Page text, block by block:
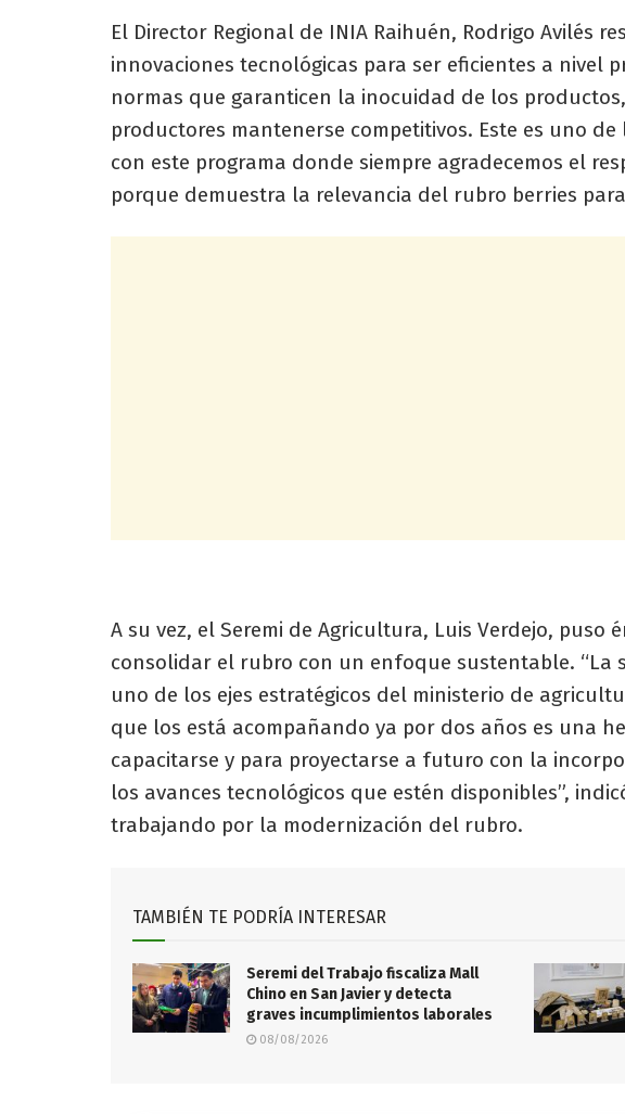
El Director Regional de INIA Raihuén, Rodrigo Avilés
innovaciones tecnológicas para ser eficientes a nivel
normas que garanticen la inocuidad de los
productores mantenerse competitivos. Este es uno
con este programa donde siempre agradecemos el
porque demuestra la relevancia del rubro berries
A su vez, el Seremi de Agricultura, Luis Verdejo, puso
consolidar el rubro con un enfoque sustentable. “La
uno de los ejes estratégicos del ministerio de
que los está acompañando ya por dos años es una
capacitarse y para proyectarse a futuro con la
los avances tecnológicos que estén disponibles”,
trabajando por la modernización del rubro.
TAMBIÉN TE PODRÍA INTERESAR
Seremi del Trabajo fiscaliza Mall
Chino en San Javier y detecta
graves incumplimientos laborales
08/08/2026